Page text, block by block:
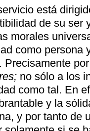
está
de su ser
morales
como persona
Precisamente
no sólo a los
como tal. En
y la
y por tanto de